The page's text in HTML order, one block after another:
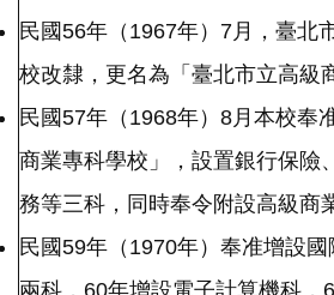
民國56年（1967年）7月，臺北
校改隸，更名為「臺北市立高級
民國57年（1968年）8月本校奉
商業專科學校」，設置銀行保險
務等三科，同時奉令附設高級商
民國59年（1970年）奉准增設